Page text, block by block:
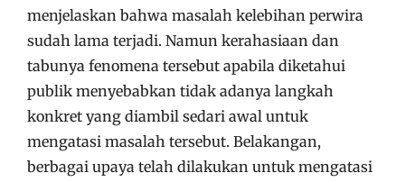
menjelaskan bahwa masalah kelebihan perwira
sudah lama terjadi. Namun kerahasiaan dan
tabunya fenomena tersebut apabila diketahui
publik menyebabkan tidak adanya langkah
konkret yang diambil sedari awal untuk
mengatasi masalah tersebut. Belakangan,
berbagai upaya telah dilakukan untuk mengatasi